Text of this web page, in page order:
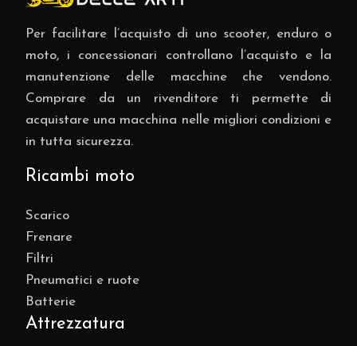
Per facilitare l’acquisto di uno scooter, enduro o
moto, i concessionari controllano l’acquisto e la
manutenzione delle macchine che vendono.
Comprare da un rivenditore ti permette di
acquistare una macchina nelle migliori condizioni e
in tutta sicurezza.
Ricambi moto
Scarico
Frenare
Filtri
Pneumatici e ruote
Batterie
Attrezzatura